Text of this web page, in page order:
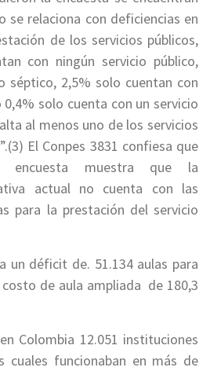
se relaciona con deficiencias en
de los servicios públicos,
con ningún servicio público,
séptico, 2,5% solo cuentan con
solo cuenta con un servicio
al menos uno de los servicios
El Conpes 3831 confiesa que
muestra que la
actual no cuenta con las
para la prestación del servicio
un déficit de. 51.134 aulas para
de aula ampliada de 180,3
Colombia 12.051 instituciones
cuales funcionaban en más de